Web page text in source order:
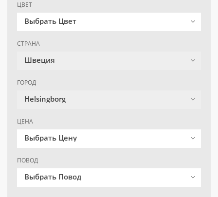
ЦВЕТ
Выбрать Цвет
СТРАНА
Швеция
ГОРОД
Helsingborg
ЦЕНА
Выбрать Цену
ПОВОД
Выбрать Повод